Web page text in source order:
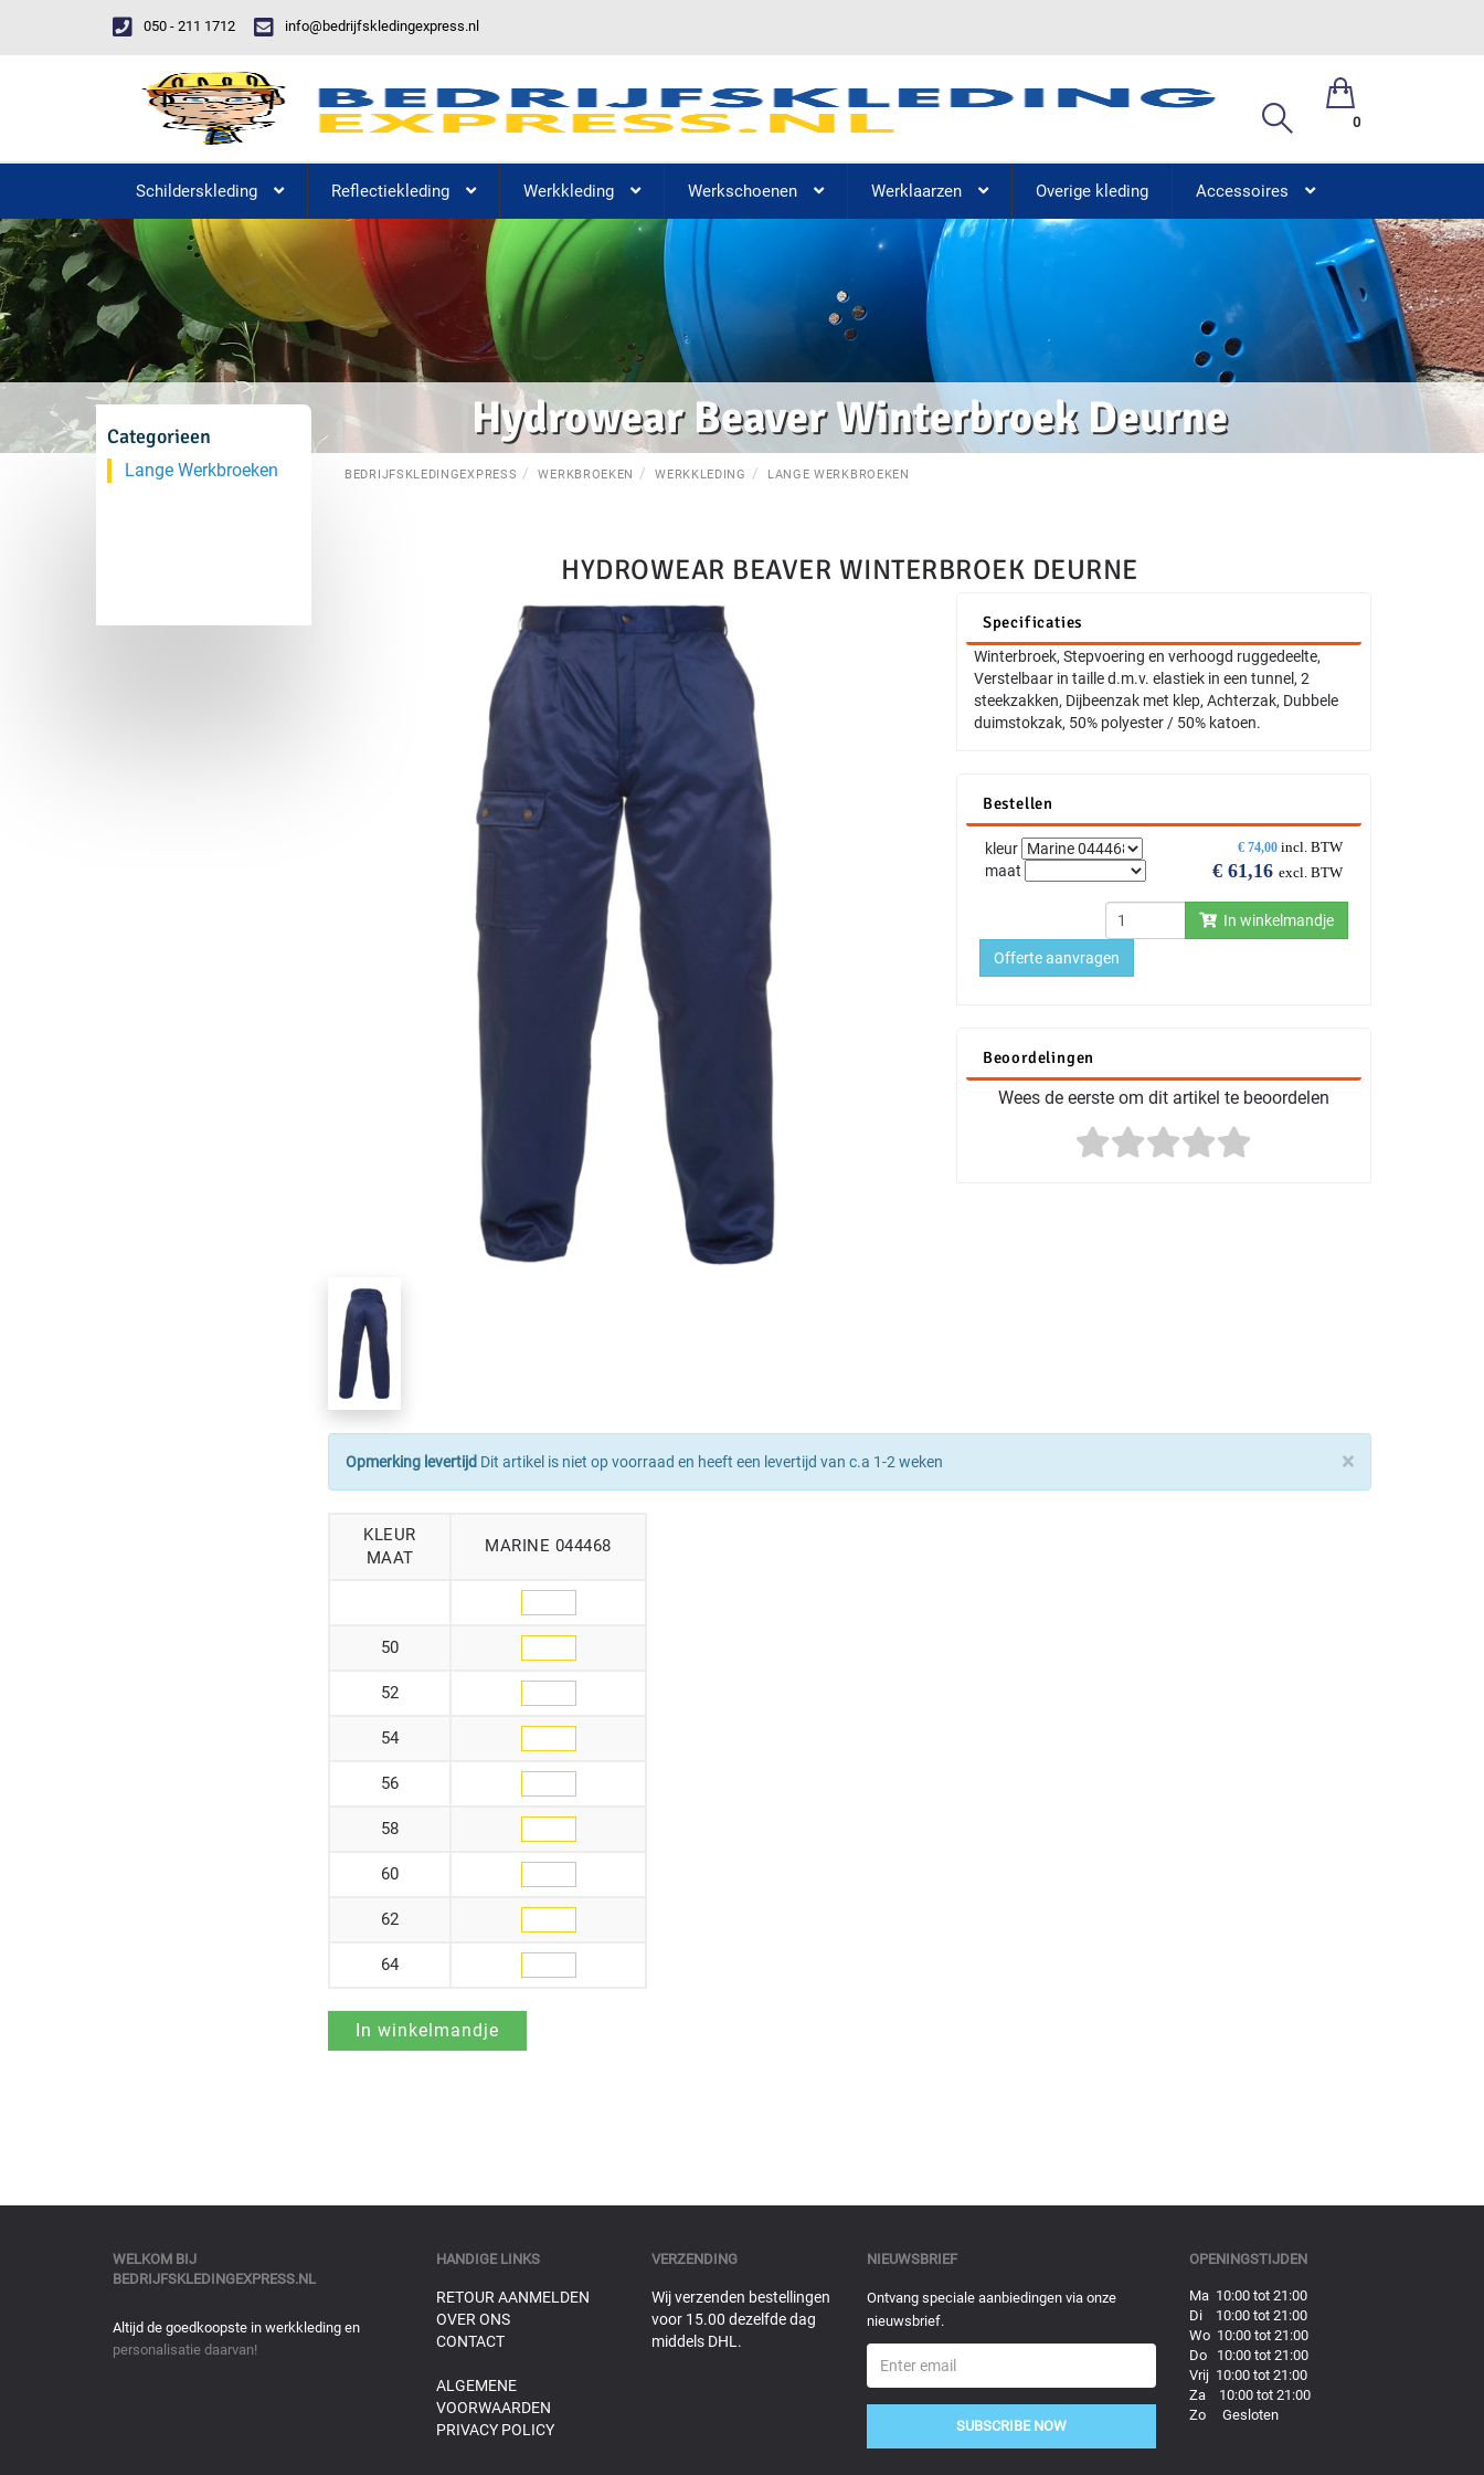
050 - 211 1712 info@bedrijfskledingexpress.nl
0
Schilderskleding Reflectiekleding Werkkleding Werkschoenen Werklaarzen Overige kleding Accessoires
Hydrowear Beaver Winterbroek Deurne
BEDRIJFSKLEDINGEXPRESS WERKBROEKEN WERKKLEDING LANGE WERKBROEKEN
HYDROWEAR BEAVER WINTERBROEK DEURNE
Specificaties
Winterbroek, Stepvoering en verhoogd ruggedeelte,
Verstelbaar in taille d.m.v. elastiek in een tunnel, 2
steekzakken, Dijbeenzak met klep, Achterzak, Dubbele
duimstokzak, 50% polyester / 50% katoen.
Bestellen
€ 74,00 incl. BTW
€ 61,16 excl. BTW
kleur
maat
In winkelmandje
Offerte aanvragen
Beoordelingen
Wees de eerste om dit artikel te beoordelen
×
Opmerking levertijd Dit artikel is niet op voorraad en heeft een levertijd van c.a 1-2 weken
KLEUR
MAAT
MARINE 044468
50
52
54
56
58
60
62
64
Categorieen
Lange Werkbroeken
WELKOM BIJ
BEDRIJFSKLEDINGEXPRESS.NL
Altijd de goedkoopste in werkkleding en
personalisatie daarvan!
HANDIGE LINKS
RETOUR AANMELDEN
OVER ONS
CONTACT
ALGEMENE
VOORWAARDEN
PRIVACY POLICY
VERZENDING
Wij verzenden bestellingen
voor 15.00 dezelfde dag
middels DHL.
NIEUWSBRIEF
Ontvang speciale aanbiedingen via onze
nieuwsbrief.
SUBSCRIBE NOW
OPENINGSTIJDEN
Ma 10:00 tot 21:00
Di 10:00 tot 21:00
Wo 10:00 tot 21:00
Do 10:00 tot 21:00
Vrij 10:00 tot 21:00
Za 10:00 tot 21:00
Zo Gesloten